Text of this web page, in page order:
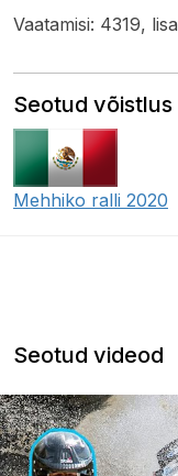
Vaatamisi: 4319,
Seotud võistlus
Mehhiko ralli 2020
Seotud videod